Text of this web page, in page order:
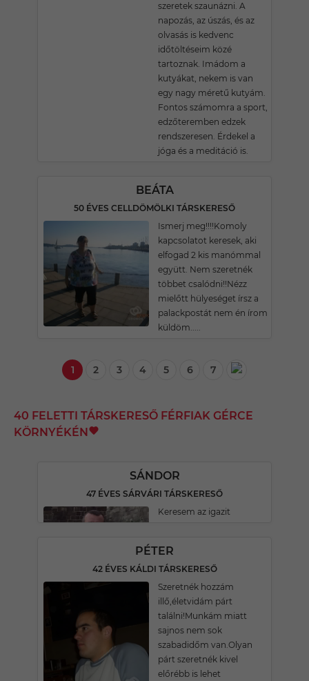
szeretek szaunázni. A
napozás, az úszás, és az
olvasás is kedvenc
időtöltéseim közé
tartoznak. Imádom a
kutyákat, nekem is van
egy nagy méretű kutyám.
Fontos számomra a sport,
edzőteremben edzek
rendszeresen. Érdekel a
jóga és a meditáció is.
BEÁTA
50 ÉVES CELLDÖMÖLKI TÁRSKERESŐ
Ismerj meg!!!!Komoly
kapcsolatot keresek, aki
elfogad 2 kis manómmal
együtt. Nem szeretnék
többet csalódni!!Nézz
mielőtt hülyeséget írsz a
palackpostát nem én írom
küldöm.....
1 2 3 4 5 6 7
40 FELETTI TÁRSKERESŐ FÉRFIAK GÉRCE
KÖRNYÉKÉN
SÁNDOR
47 ÉVES SÁRVÁRI TÁRSKERESŐ
Keresem az igazit
PÉTER
42 ÉVES KÁLDI TÁRSKERESŐ
Szeretnék hozzám
illő,életvidám párt
találni!Munkám miatt
sajnos nem sok
szabadidőm van.Olyan
párt szeretnék kivel
előrébb is lehet